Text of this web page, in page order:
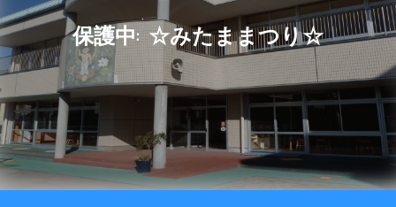
保護中: ☆みたままつり☆